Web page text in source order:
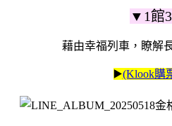
▼1館
藉由幸福列車，瞭解
▶️(Klook購